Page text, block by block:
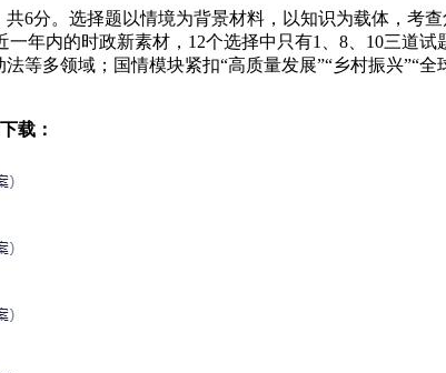
6分。选择题以情境为背景材料，以知识为载体，考
年内的时政新素材，12个选择中只有1、8、10三道
等多领域；国情模块紧扣“高质量发展”“乡村振兴”“
载：